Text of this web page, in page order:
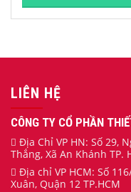
LIÊN HỆ
CÔNG TY CỔ PHẦN
Địa Chỉ VP HN: Số 29,
Thắng, Xã An Khánh TP.
Địa chỉ VP HCM: Số
Xuân, Quận 12 TP.HCM